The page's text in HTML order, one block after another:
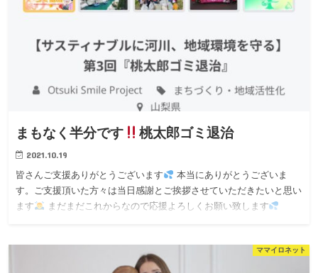
まもなく半分です 桃太郎ゴミ退治
2021.10.19
皆さんご支援ありがとうございます
本当にありがとうございま
す。ご支援頂いた方々は当日感謝とご挨拶させていただきたいと思い
ます
まだまだこれからなので応援よろしくお願い致します
ママイロネット